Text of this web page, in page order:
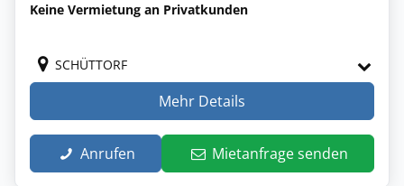
Keine Vermietung an Privatkunden
SCHÜTTORF
Mehr Details
Anrufen Mietanfrage senden